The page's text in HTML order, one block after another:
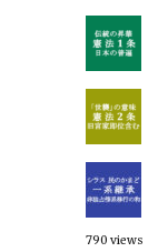
790 views